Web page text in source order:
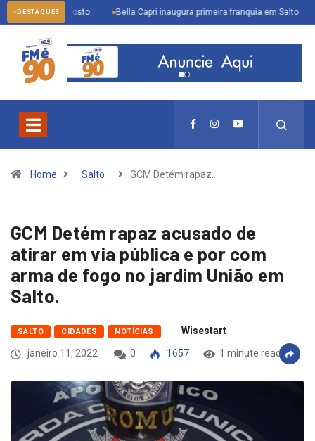
DESTAQUES
31 de agosto Bella Capri inaugura primeira franquia em Salto
Home Salto GCM Detém rapaz…
GCM Detém rapaz acusado de
atirar em via pública e por com
arma de fogo no jardim União em
Salto.
SALTO CIDADES NOTÍCIAS
Wisestart
janeiro 11, 2022
0 1657 1 minute read